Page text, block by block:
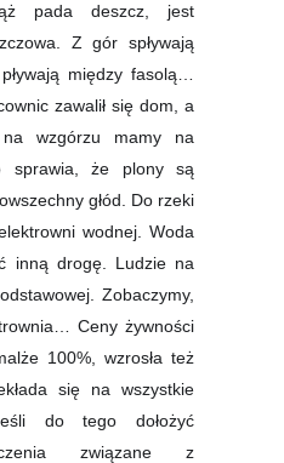
pada deszcz, jest
Z gór spływają
między fasolą…
zawalił się dom, a
wzgórzu mamy na
sprawia, że plony są
głód. Do rzeki
wodnej. Woda
inną drogę. Ludzie na
Zobaczymy,
Ceny żywności
100%, wzrosła też
się na wszystkie
do tego dołożyć
związane z